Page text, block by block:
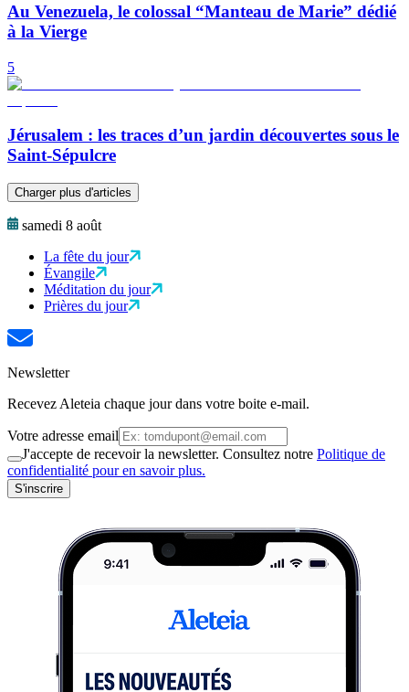
Au Venezuela, le colossal “Manteau de Marie” dédié
à la Vierge
5
Jérusalem : les traces d’un jardin découvertes sous le
Saint-Sépulcre
Charger plus d'articles
samedi 8 août
La fête du jour
Évangile
Méditation du jour
Prières du jour
Newsletter
Recevez Aleteia chaque jour dans votre boite e-mail.
Votre adresse email
J'accepte de recevoir la newsletter. Consultez notre Politique de
confidentialité pour en savoir plus.
S'inscrire